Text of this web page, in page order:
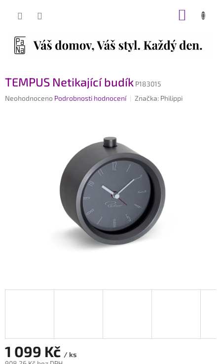
TEMPUS Netikající budík P183015
Průměrné
Neohodnoceno Podrobnosti hodnocení Značka: Philippi
1 099 Kč / ks